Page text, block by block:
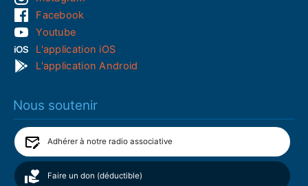
Facebook
Youtube
L'application iOS
L'application Android
Nous soutenir
Adhérer à notre radio associative
Faire un don (déductible)